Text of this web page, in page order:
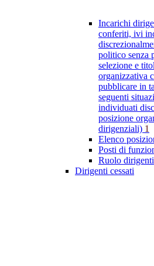
Incarichi
conferiti, ivi
politico senza
selezione e
organizzativa
pubblicare in
seguenti
individuati
posizione
dirigenziali) 1
Elenco
Posti di
Ruolo dirigenti
Dirigenti cessati